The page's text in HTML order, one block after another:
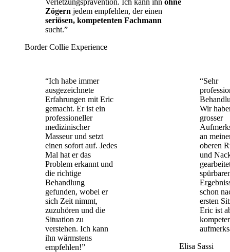
Zögern jedem empfehlen, der einen
seriösen, kompetenten Fachmann
sucht.”
Border Collie Experience
“Ich habe immer
ausgezeichnete
Erfahrungen mit Eric
gemacht. Er ist ein
professioneller
medizinischer
Masseur und setzt
einen sofort auf. Jedes
Mal hat er das
Problem erkannt und
die richtige
Behandlung
gefunden, wobei er
sich Zeit nimmt,
zuzuhören und die
Situation zu
verstehen. Ich kann
ihn wärmstens
empfehlen!”
“Sehr
Wir
grosser
an
oberen
und
schon
ersten
Eric ist
Elisa Sassi